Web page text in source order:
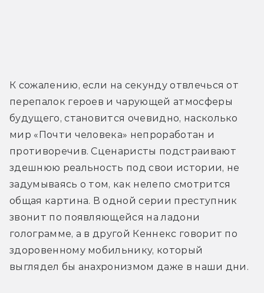
К сожалению, если на секунду отвлечься от
перепалок героев и чарующей атмосферы
будущего, становится очевидно, насколько
мир «Почти человека» непроработан и
противоречив. Сценаристы подстраивают
здешнюю реальность под свои истории, не
задумываясь о том, как нелепо смотрится
общая картина. В одной серии преступник
звонит по появляющейся на ладони
голограмме, а в другой Кеннекс говорит по
здоровенному мобильнику, который
выглядел бы анахронизмом даже в наши дни.